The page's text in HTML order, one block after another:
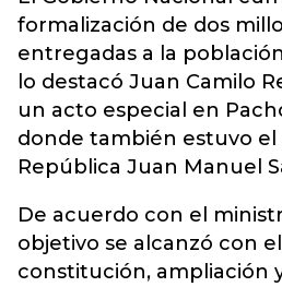
formalización de dos
entregadas a la
lo destacó Juan Camilo
un acto especial en
donde también estuvo el
República Juan Manuel
De acuerdo con el
objetivo se alcanzó con
constitución, ampliación